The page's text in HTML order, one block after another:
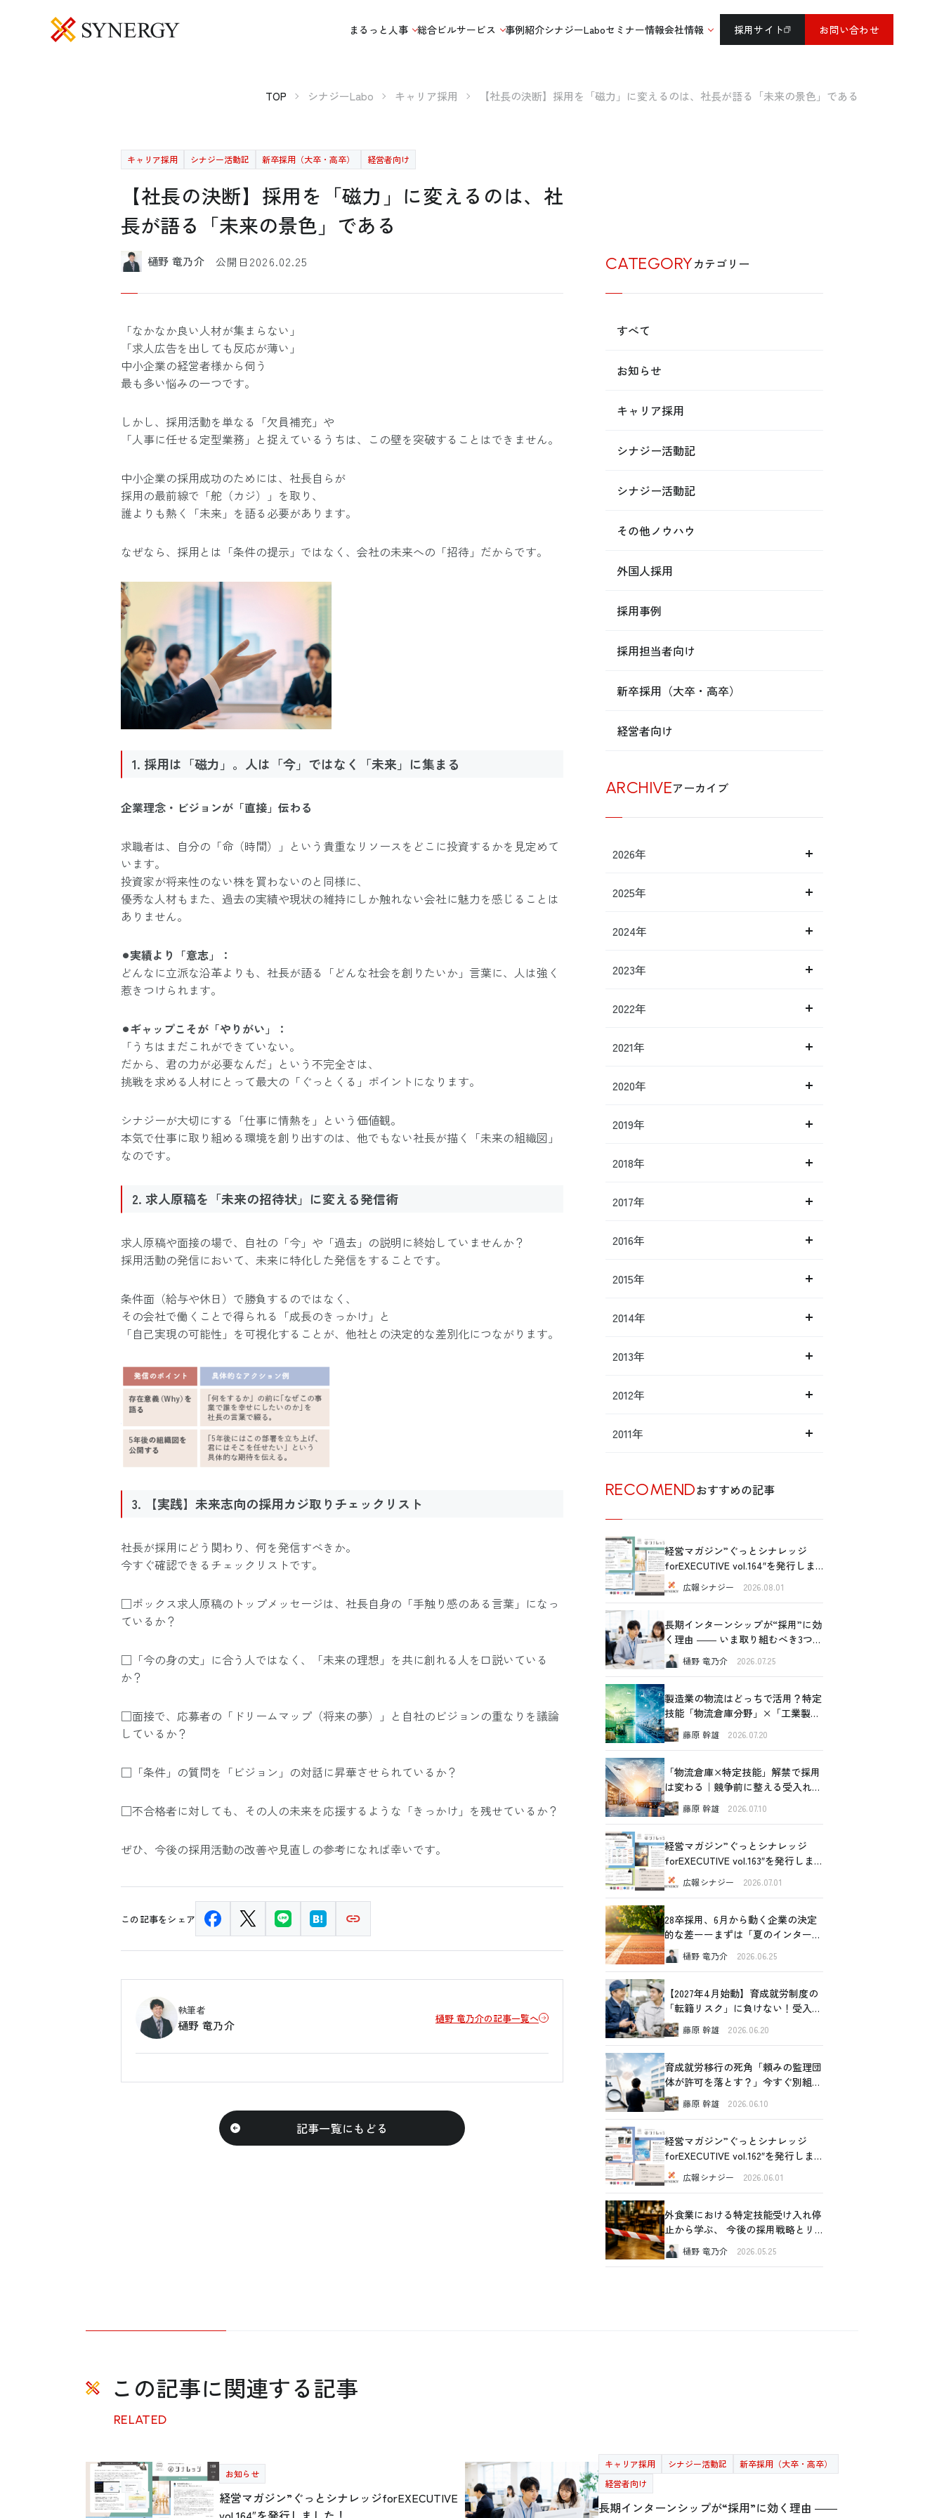
まるっと人事 総合ビルサービス 事例紹介シナジーLaboセミナー情報会社情報 採用サイト お問い合わせ
TOP シナジーLabo キャリア採用 【社長の決断】採用を「磁力」に変えるのは、社長が語る「未来の景色」である
キャリア採用 シナジー活動記 新卒採用（大卒・高卒） 経営者向け
【社長の決断】採用を「磁力」に変えるのは、社
長が語る「未来の景色」である
樋野 竜乃介 公開日 2026.02.25
「なかなか良い人材が集まらない」
「求人広告を出しても反応が薄い」
中小企業の経営者様から伺う
最も多い悩みの一つです。
しかし、採用活動を単なる「欠員補充」や
「人事に任せる定型業務」と捉えているうちは、この壁を突破することはできません。
中小企業の採用成功のためには、社長自らが
採用の最前線で「舵（カジ）」を取り、
誰よりも熱く「未来」を語る必要があります。
なぜなら、採用とは「条件の提示」ではなく、会社の未来への「招待」だからです。
1. 採用は「磁力」。人は「今」ではなく「未来」に集まる
企業理念・ビジョンが「直接」伝わる
求職者は、自分の「命（時間）」という貴重なリソースをどこに投資するかを見定めて
います。
投資家が将来性のない株を買わないのと同様に、
優秀な人材もまた、過去の実績や現状の維持にしか触れない会社に魅力を感じることは
ありません。
⚫︎実績より「意志」：
どんなに立派な沿革よりも、社長が語る「どんな社会を創りたいか」言葉に、人は強く
惹きつけられます。
⚫︎ギャップこそが「やりがい」：
「うちはまだこれができていない。
だから、君の力が必要なんだ」という不完全さは、
挑戦を求める人材にとって最大の「ぐっとくる」ポイントになります。
シナジーが大切にする「仕事に情熱を」という価値観。
本気で仕事に取り組める環境を創り出すのは、他でもない社長が描く「未来の組織図」
なのです。
2. 求人原稿を「未来の招待状」に変える発信術
求人原稿や面接の場で、自社の「今」や「過去」の説明に終始していませんか？
採用活動の発信において、未来に特化した発信をすることです。
条件面（給与や休日）で勝負するのではなく、
その会社で働くことで得られる「成長のきっかけ」と
「自己実現の可能性」を可視化することが、他社との決定的な差別化につながります。
3. 【実践】未来志向の採用カジ取りチェックリスト
社長が採用にどう関わり、何を発信すべきか。
今すぐ確認できるチェックリストです。
□ボックス求人原稿のトップメッセージは、社長自身の「手触り感のある言葉」になっ
ているか？
□「今の身の丈」に合う人ではなく、「未来の理想」を共に創れる人を口説いている
か？
□面接で、応募者の「ドリームマップ（将来の夢）」と自社のビジョンの重なりを議論
しているか？
□「条件」の質問を「ビジョン」の対話に昇華させられているか？
□不合格者に対しても、その人の未来を応援するような「きっかけ」を残せているか？
ぜひ、今後の採用活動の改善や見直しの参考になれば幸いです。
この記事をシェア
執筆者
樋野 竜乃介 樋野 竜乃介の記事一覧へ
記事一覧にもどる
CATEGORYカテゴリー
すべて
お知らせ
キャリア採用
シナジー活動記
シナジー活動記
その他ノウハウ
外国人採用
採用事例
採用担当者向け
新卒採用（大卒・高卒）
経営者向け
ARCHIVEアーカイブ
2026年
2025年
2024年
2023年
2022年
2021年
2020年
2019年
2018年
2017年
2016年
2015年
2014年
2013年
2012年
2011年
RECOMENDおすすめの記事
経営マガジン”ぐっとシナレッジ
forEXECUTIVE vol.164″を発行しま
した！広報シナジー 2026.08.01
長期インターンシップが“採用”に効
く理由 ―― いま取り組むべき3つの
価値 樋野 竜乃介 2026.07.25
製造業の物流はどっちで活用？特定
技能「物流倉庫分野」×「工業製品
製造分野」比較ガイド
藤原 幹雄 2026.07.20
「物流倉庫×特定技能」解禁で採用
は変わる｜競争前に整える受入れ設
計の全体像
藤原 幹雄 2026.07.10
経営マガジン”ぐっとシナレッジ
forEXECUTIVE vol.163″を発行しま
した！広報シナジー 2026.07.01
28卒採用、6月から動く企業の決定
的な差ーーまずは「夏のインターン
シップ」から始めてみませんか
樋野 竜乃介 2026.06.25
【2027年4月始動】育成就労制度の
「転籍リスク」に負けない！受入企
業が今すぐできるリアルな対策
藤原 幹雄 2026.06.20
育成就労移行の死角「頼みの監理団
体が許可を落とす？」今すぐ別組織
の内部事情に切り込むべき理由と、
確認すべき4つの重要ポイント
藤原 幹雄 2026.06.10
経営マガジン”ぐっとシナレッジ
forEXECUTIVE vol.162″を発行しま
した！広報シナジー 2026.06.01
外食業における特定技能受け入れ停
止から学ぶ、 今後の採用戦略とリ
スク管理樋野 竜乃介 2026.05.25
この記事に関連する記事
RELATED
お知らせ
経営マガジン”ぐっとシナレッジforEXECUTIVE
キャリア採用 シナジー活動記
新卒採用（大卒・高卒）
経営者向け
長期インターンシップが“採用”に効く理由 ――